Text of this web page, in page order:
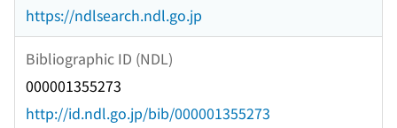
https://ndlsearch.ndl.go.jp
Bibliographic ID (NDL)
000001355273
http://id.ndl.go.jp/bib/000001355273